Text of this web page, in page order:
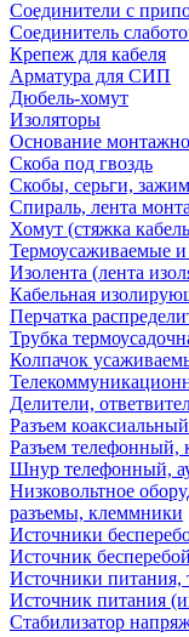
Соединители с
Соединитель
Крепеж для кабеля
Арматура для СИП
Дюбель-хомут
Изоляторы
Основание
Скоба под гвоздь
Скобы, серьги,
Спираль, лента
Хомут (стяжка
Термоусаживаемые
Изолента (лента
Кабельная
Перчатка
Трубка
Колпачок
Делители,
Разъем
Разъем
Шнур телефонный,
Низковольтное
разъемы, клеммники
Источники
Источник
Источники питания,
Источник питания
Стабилизатор